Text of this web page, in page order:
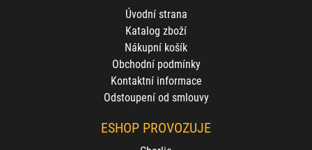
Úvodní strana
Katalog zboží
Nákupní košík
Obchodní podmínky
Kontaktní informace
Odstoupení od smlouvy
ESHOP PROVOZUJE